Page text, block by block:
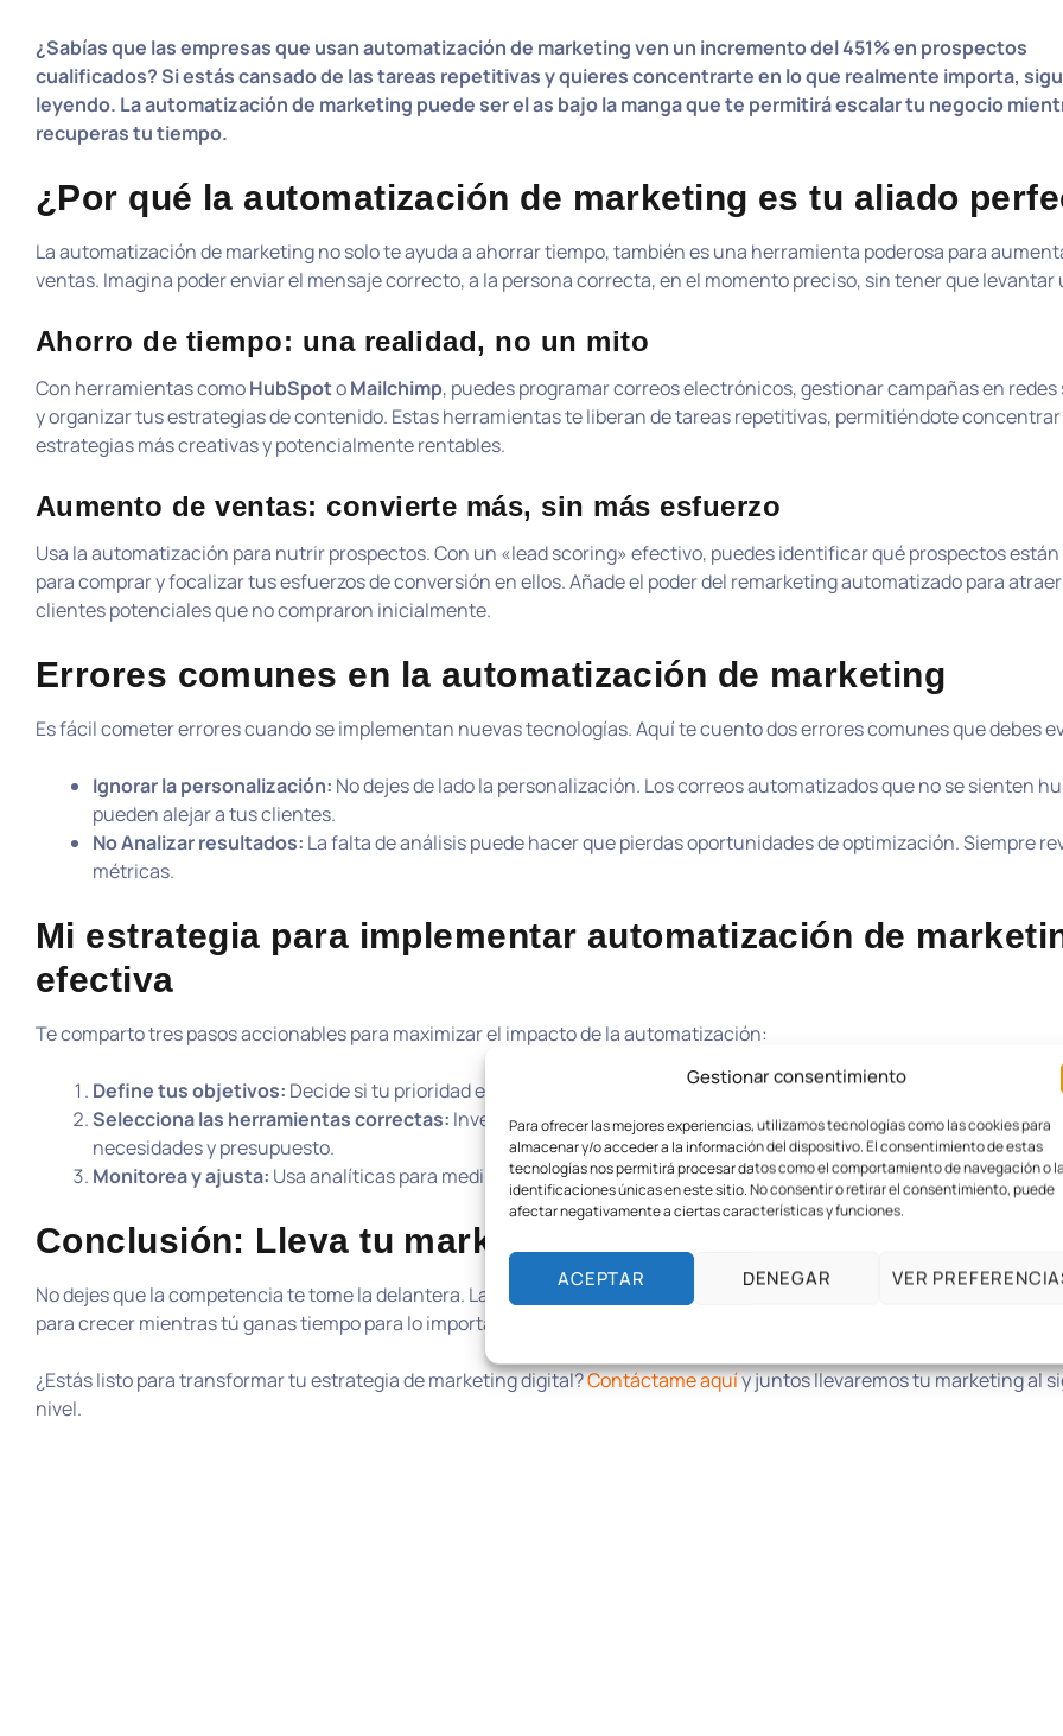
Gestionar consentimiento
Para ofrecer las mejores experiencias, utilizamos tecnologías como las cookies para
almacenar y/o acceder a la información del dispositivo. El consentimiento de estas
tecnologías nos permitirá procesar datos como el comportamiento de navegación o
identificaciones únicas en este sitio. No consentir o retirar el consentimiento, puede
afectar negativamente a ciertas características y funciones.
ACEPTAR DENEGAR VER
¿Sabías que las empresas que usan automatización de marketing ven un incremento del 451% en prospectos
cualificados? Si estás cansado de las tareas repetitivas y quieres concentrarte en lo que realmente importa,
leyendo. La automatización de marketing puede ser el as bajo la manga que te permitirá escalar tu negocio
recuperas tu tiempo.
¿Por qué la automatización de marketing es tu aliado
La automatización de marketing no solo te ayuda a ahorrar tiempo, también es una herramienta poderosa para
ventas. Imagina poder enviar el mensaje correcto, a la persona correcta, en el momento preciso, sin tener que levantar
Ahorro de tiempo: una realidad, no un mito
Con herramientas comoHubSpotoMailchimp, puedes programar correos electrónicos, gestionar campañas en redes
y organizar tus estrategias de contenido. Estas herramientas te liberan de tareas repetitivas, permitiéndote
estrategias más creativas y potencialmente rentables.
Aumento de ventas: convierte más, sin más esfuerzo
Usa la automatización para nutrir prospectos. Con un «lead scoring» efectivo, puedes identificar qué prospectos
para comprar y focalizar tus esfuerzos de conversión en ellos. Añade el poder del remarketing automatizado para
clientes potenciales que no compraron inicialmente.
Errores comunes en la automatización de marketing
Es fácil cometer errores cuando se implementan nuevas tecnologías. Aquí te cuento dos errores comunes que debes
Ignorar la personalización: No dejes de lado la personalización. Los correos automatizados que no se sienten
pueden alejar a tus clientes.
No Analizar resultados: La falta de análisis puede hacer que pierdas oportunidades de optimización. Siempre
métricas.
Mi estrategia para implementar automatización de
efectiva
Te comparto tres pasos accionables para maximizar el impacto de la automatización:
Define tus objetivos: Decide si tu prioridad es recuperar el tiempo personal, incrementar ventas, o ambos.
Selecciona las herramientas correctas: Investiga y selecciona las herramientas que mejor se adaptan a tus
necesidades y presupuesto.
Monitorea y ajusta: Usa analíticas para medir el rendimiento y ajusta tus estrategias en consecuencia.
Conclusión: Lleva tu marketing digital al siguiente nivel
No dejes que la competencia te tome la delantera. La automatización de marketing puede ser el cambio que tu negocio
para crecer mientras tú ganas tiempo para lo importante.
¿Estás listo para transformar tu estrategia de marketing digital?Contáctame aquíy juntos llevaremos tu marketing al
nivel.